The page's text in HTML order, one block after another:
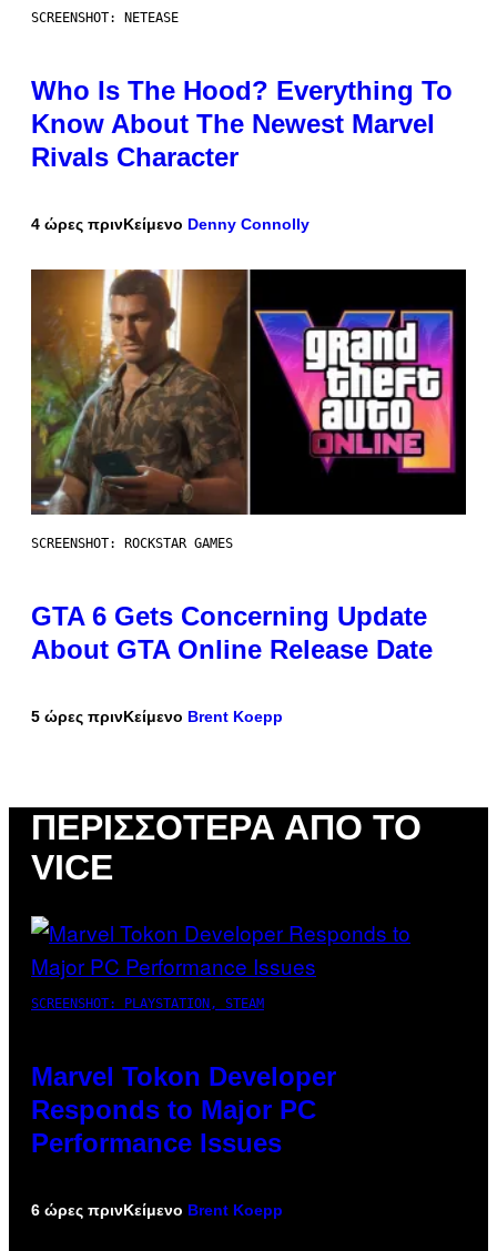
SCREENSHOT: NETEASE
Who Is The Hood? Everything To
Know About The Newest Marvel
Rivals Character
4 ώρες πρινΚείμενο Denny Connolly
SCREENSHOT: ROCKSTAR GAMES
GTA 6 Gets Concerning Update
About GTA Online Release Date
5 ώρες πρινΚείμενο Brent Koepp
ΠΕΡΙΣΣΌΤΕΡΑ ΑΠΌ ΤΟ
VICE
SCREENSHOT: PLAYSTATION, STEAM
Marvel Tokon Developer
Responds to Major PC
Performance Issues
6 ώρες πρινΚείμενο Brent Koepp